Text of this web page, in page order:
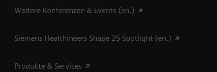
Weitere Konferenzen & Events (en.)
Siemens Healthineers Shape 25 Spotlight (en.)
Produkte & Services